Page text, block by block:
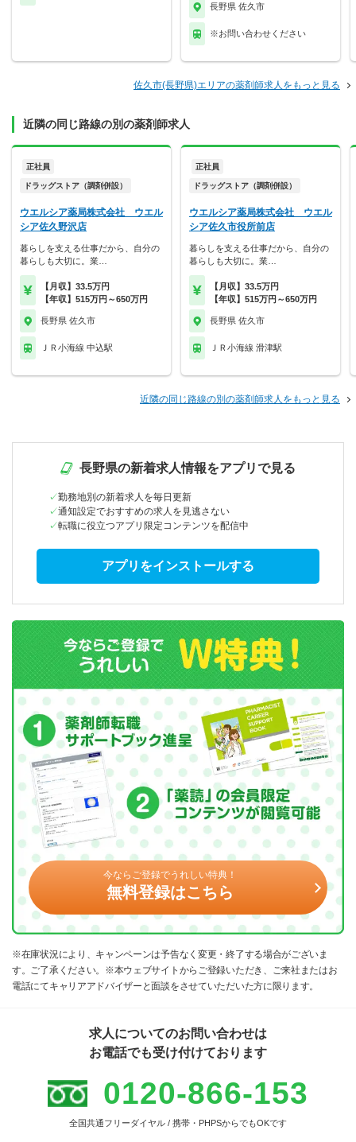
長野県 佐久市
※お問い合わせください
佐久市(長野県)エリアの薬剤師求人をもっと見る
近隣の同じ路線の別の薬剤師求人
正社員
ドラッグストア（調剤併設）
ウエルシア薬局株式会社 ウエル
シア佐久野沢店
暮らしを支える仕事だから、自分の
暮らしも大切に。業…
【月収】33.5万円
【年収】515万円～650万円
長野県 佐久市
ＪＲ小海線 中込駅
正社員
ドラッグストア（調剤併設）
ウエルシア薬局株式会社 ウエル
シア佐久市役所前店
暮らしを支える仕事だから、自分の
暮らしも大切に。業…
【月収】33.5万円
【年収】515万円～650万円
長野県 佐久市
ＪＲ小海線 滑津駅
近隣の同じ路線の別の薬剤師求人をもっと見る
長野県の新着求人情報をアプリで見る
勤務地別の新着求人を毎日更新
通知設定でおすすめの求人を見逃さない
転職に役立つアプリ限定コンテンツを配信中
アプリをインストールする
今ならご登録でうれしい特典！
無料登録はこちら
※在庫状況により、キャンペーンは予告なく変更・終了する場合がございま
す。ご了承ください。※本ウェブサイトからご登録いただき、ご来社またはお
電話にてキャリアアドバイザーと面談をさせていただいた方に限ります。
求人についてのお問い合わせは
お電話でも受け付けております
0120-866-153
全国共通フリーダイヤル / 携帯・PHPSからでもOKです